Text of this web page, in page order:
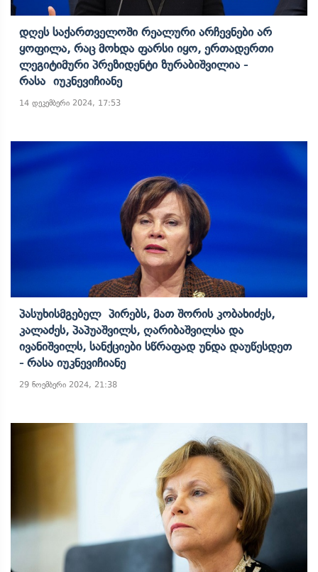
Დღეს Საქართველოში Რეალური Არჩევნები Არ
Ყოფილა, Რაც Მოხდა Ფარსი Იყო, Ერთადერთი
Ლეგიტიმური Პრეზიდენტი Ზურაბიშვილია -
Რასა Იუკნევიჩიანე
14 დეკემბერი 2024, 17:53
Პასუხისმგებელ Პირებს, Მათ Შორის Კობახიძეს,
Კალაძეს, Პაპუაშვილს, Ღარიბაშვილსა Და
Ივანიშვილს, Სანქციები Სწრაფად Უნდა Დაუწესდეთ
- Რასა Იუკნევიჩიანე
29 ნოემბერი 2024, 21:38